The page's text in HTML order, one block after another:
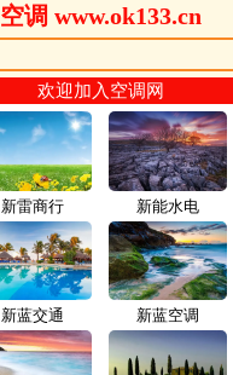
空调 www.ok133.cn
欢迎加入空调网
新雷商行
新蓝交通
新能水电
新蓝空调